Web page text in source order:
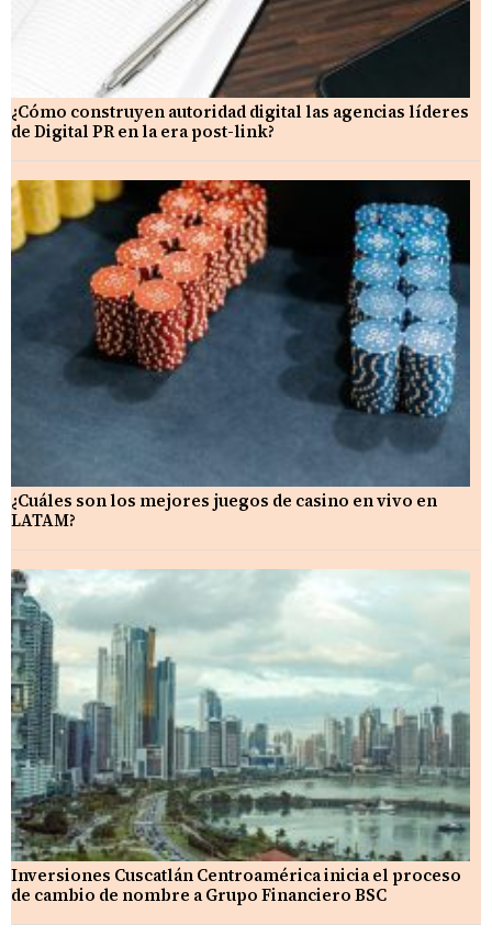
¿Cómo construyen autoridad digital las agencias líderes
de Digital PR en la era post-link?
¿Cuáles son los mejores juegos de casino en vivo en
LATAM?
Inversiones Cuscatlán Centroamérica inicia el proceso
de cambio de nombre a Grupo Financiero BSC